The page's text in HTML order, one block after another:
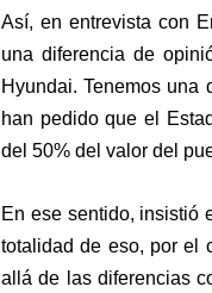
Así, en entrevista con
una diferencia de
Hyundai. Tenemos una
han pedido que el
del 50% del valor del
En ese sentido, insistió
totalidad de eso, por el
allá de las diferencias